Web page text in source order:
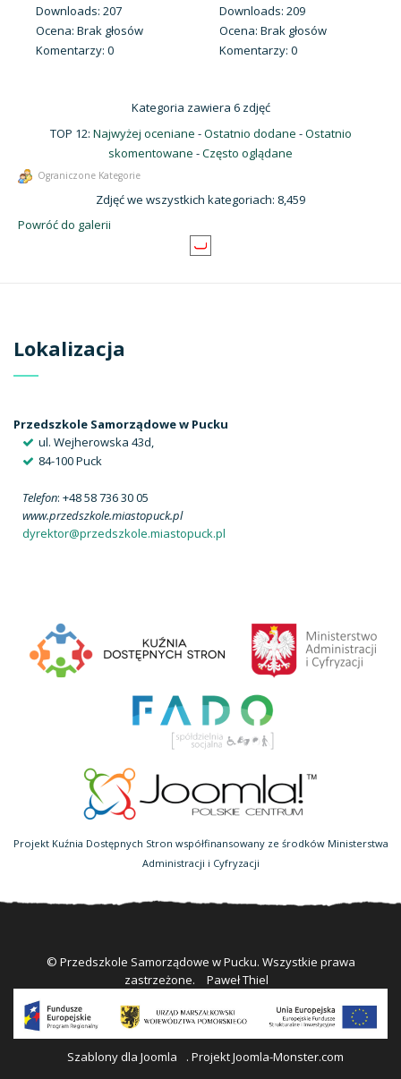
Downloads: 207
Ocena: Brak głosów
Komentarzy: 0
Downloads: 209
Ocena: Brak głosów
Komentarzy: 0
Kategoria zawiera 6 zdjęć
TOP 12: Najwyżej oceniane -Ostatnio dodane -Ostatnio
skomentowane -Często oglądane
Ograniczone Kategorie
Zdjęć we wszystkich kategoriach: 8,459
Powróć do galerii
Lokalizacja
Przedszkole Samorządowe w Pucku
ul. Wejherowska 43d,
84-100 Puck
Telefon: +48 58 736 30 05
www.przedszkole.miastopuck.pl
dyrektor@przedszkole.miastopuck.pl
Projekt Kuźnia Dostępnych Stron współfinansowany ze środków Ministerstwa
Administracji i Cyfryzacji
© Przedszkole Samorządowe w Pucku. Wszystkie prawa
zastrzeżone.
Paweł Thiel
Szablony dla Joomla
. Projekt Joomla-Monster.com